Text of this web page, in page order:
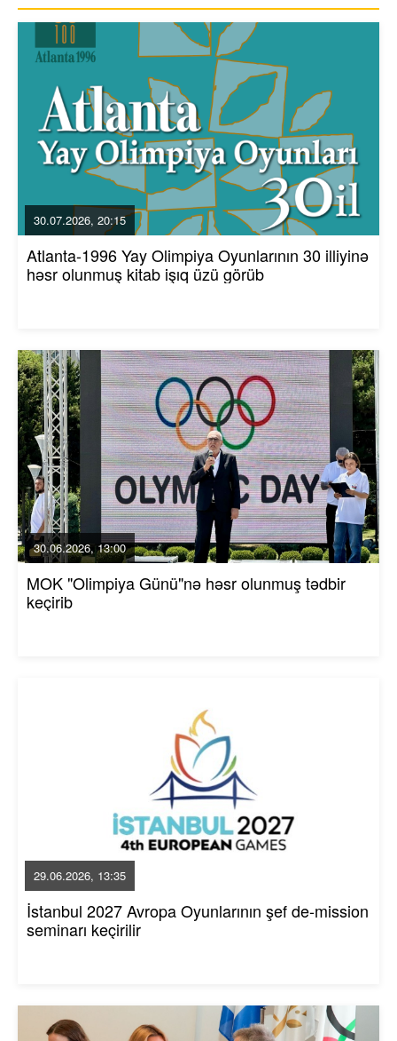
30.07.2026, 20:15
Atlanta-1996 Yay Olimpiya Oyunlarının 30 illiyinə
həsr olunmuş kitab işıq üzü görüb
30.06.2026, 13:00
MOK "Olimpiya Günü"nə həsr olunmuş tədbir
keçirib
29.06.2026, 13:35
İstanbul 2027 Avropa Oyunlarının şef de-mission
seminarı keçirilir